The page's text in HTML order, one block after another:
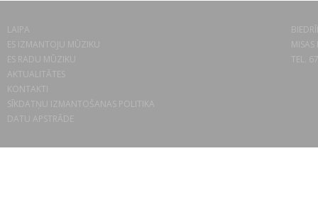
LAIPA
ES IZMANTOJU MŪZIKU
ES RADU MŪZIKU
AKTUALITĀTES
KONTAKTI
SĪKDATŅU IZMANTOŠANAS POLITIKA
DATU APSTRĀDE
TEL.